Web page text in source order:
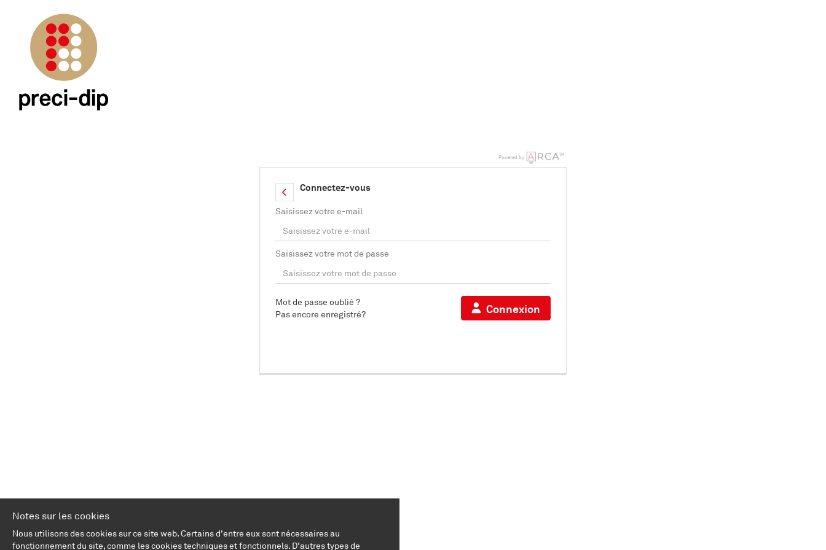
Powered by
Connectez-vous
Saisissez votre e-mail
Saisissez votre mot de passe
Connexion
Mot de passe oublié ?
Pas encore enregistré?
Notes sur les cookies
Nous utilisons des cookies sur ce site web. Certains d'entre eux sont nécessaires au
fonctionnement du site, comme les cookies techniques et fonctionnels. D'autres types de